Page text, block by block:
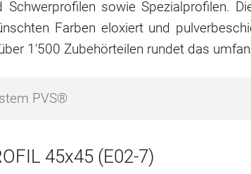
sowie Spezialprofilen.
Farben eloxiert und
1'500 Zubehörteilen rundet das
45x45 (E02-7)